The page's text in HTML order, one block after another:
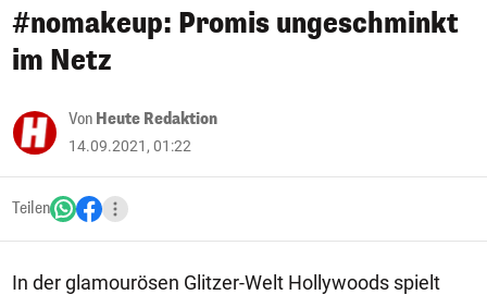
#nomakeup: Promis ungeschminkt
im Netz
Von Heute Redaktion
14.09.2021, 01:22
Teilen
In der glamourösen Glitzer-Welt Hollywoods spielt